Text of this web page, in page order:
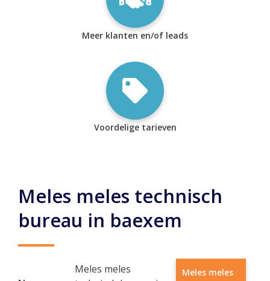
Meer klanten en/of leads
Voordelige tarieven
Meles meles technisch
bureau in baexem
Meles meles
Meles meles